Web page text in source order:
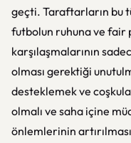
geçti. Taraftarların bu
futbolun ruhuna ve fair
karşılaşmalarının
olması gerektiği
desteklemek ve
olmalı ve saha içine
önlemlerinin